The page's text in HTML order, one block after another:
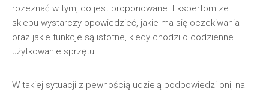
rozeznać w tym, co jest proponowane. Ekspertom ze
sklepu wystarczy opowiedzieć, jakie ma się oczekiwania
oraz jakie funkcje są istotne, kiedy chodzi o codzienne
użytkowanie sprzętu.
W takiej sytuacji z pewnością udzielą podpowiedzi oni, na